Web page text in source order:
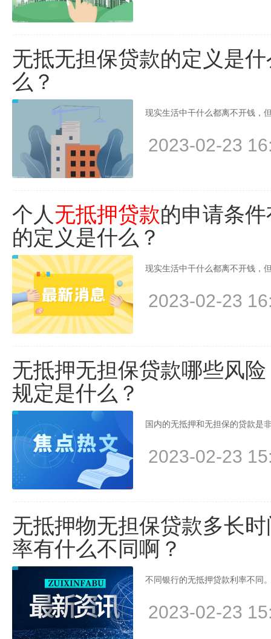
无抵无担保贷款的定义是
么？
现实生活中干什么都离不开钱，
2023-02-23
个人 无抵押贷款的申请条
的定义是什么？
现实生活中干什么都离不开钱，
2023-02-23
无抵押无担保贷款哪些风
规定是什么？
国内的无抵押和无担保的贷款是
2023-02-23
无抵押物无担保贷款多长
率有什么不同啊？
不同银行的无抵押贷款利率不同
2023-02-23